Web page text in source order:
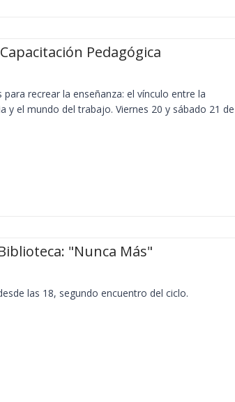
Pedagógica
recrear la enseñanza: el vínculo entre la
y el mundo del trabajo. Viernes 20 y sábado 21 de
"Nunca Más"
las 18, segundo encuentro del ciclo.